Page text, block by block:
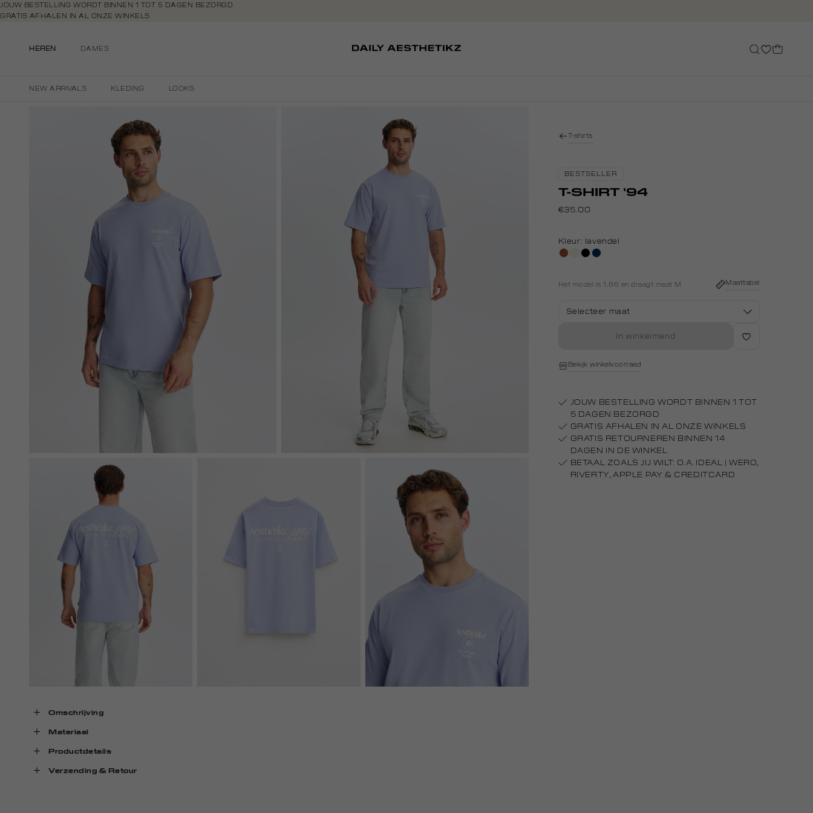
Navigeer
direct naar
Open de
JOUW BESTELLING WORDT BINNEN 1 TOT 5 DAGEN BEZORGD
GRATIS AFHALEN IN AL ONZE WINKELS
HEREN
DAMES
NEW ARRIVALS KLEDING LOOKS
T-shirts
BESTSELLER
T-SHIRT '94
€35.00
Kleur: lavendel
bruinwit,zwartdonkerblauw
Het model is 1.86 en draagt maat M Maattabel
Selecteer maat
In winkelmand
Bekijk winkelvoorraad
JOUW BESTELLING WORDT BINNEN 1 TOT
5 DAGEN BEZORGD
GRATIS AFHALEN IN AL ONZE WINKELS
GRATIS RETOURNEREN BINNEN 14
DAGEN IN DE WINKEL
BETAAL ZOALS JIJ WILT: O.A. IDEAL | WERO,
RIVERTY, APPLE PAY & CREDITCARD
Omschrijving
Materiaal
Productdetails
Verzending & Retour